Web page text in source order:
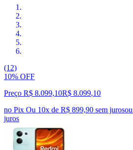
(12)
10% OFF
Preço R$ 8.099,10R$ 8.099,10
no Pix Ou 10x de R$ 899,90 sem jurosou
juros